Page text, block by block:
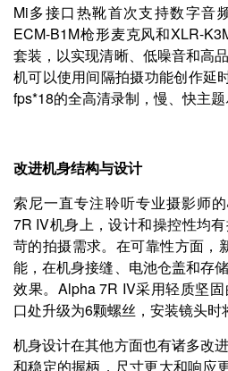
Mi多接口热靴首次支持数字音
ECM-B1M枪形麦克风和XLR-
套装，以实现清晰、低噪音和高
机可以使用间隔拍摄功能创作延
fps*18的全高清录制，慢、快主题
改进机身结构与设计
索尼一直专注聆听专业摄影师
7R IV机身上，设计和操控性均
苛的拍摄需求。在可靠性方面，
能，在机身接缝、电池仓盖和存
效果。Alpha 7R IV采用轻质坚
口处升级为6颗螺丝，安装镜头时
机身设计在其他方面也有诸多改
和稳定的握柄，尺寸更大和响应